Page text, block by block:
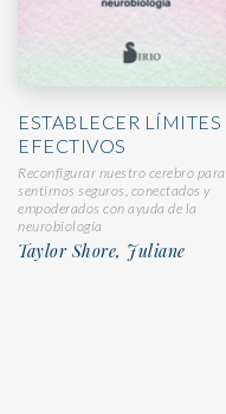
ESTABLECER LÍMITES
EFECTIVOS
Reconfigurar nuestro cerebro para
sentirnos seguros, conectados y
empoderados con ayuda de la
neurobiología
Taylor Shore, Juliane